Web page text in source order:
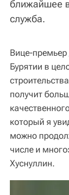
ближайшее
служба.
Вице-
Бурятии в
получит
который я
можно
числе и
Хуснуллин.